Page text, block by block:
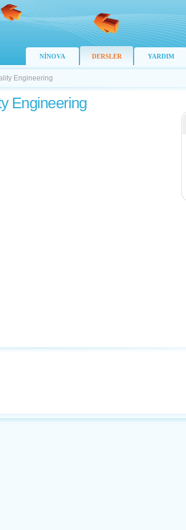
NİNOVA DERSLER YARDIM
Engineering
Engineering